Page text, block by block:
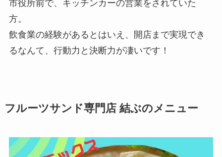
市役所前で、キッチンカーの営業をされていた
方。
飲食業の経験があるとはいえ、開店まで実現でき
るなんて、行動力と決断力が凄いです！
フルーツサンド専門店 結ぶのメニュー